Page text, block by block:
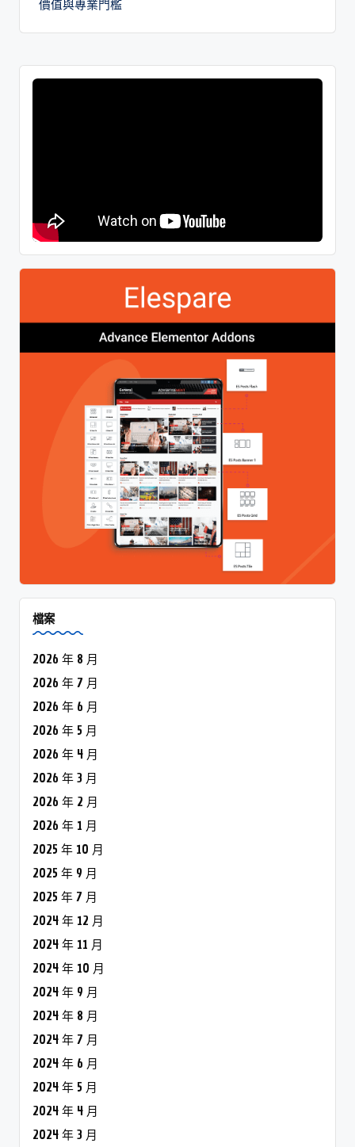
價值與專業門檻
檔案
2026 年 8 月
2026 年 7 月
2026 年 6 月
2026 年 5 月
2026 年 4 月
2026 年 3 月
2026 年 2 月
2026 年 1 月
2025 年 10 月
2025 年 9 月
2025 年 7 月
2024 年 12 月
2024 年 11 月
2024 年 10 月
2024 年 9 月
2024 年 8 月
2024 年 7 月
2024 年 6 月
2024 年 5 月
2024 年 4 月
2024 年 3 月